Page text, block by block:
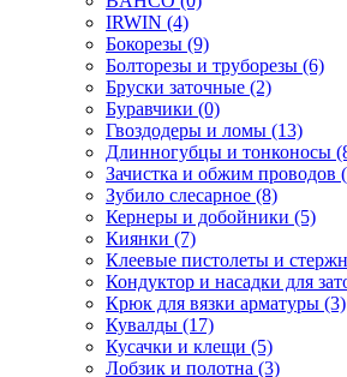
IRWIN (4)
Бокорезы (9)
Болторезы и труборезы (6)
Бруски заточные (2)
Буравчики (0)
Гвоздодеры и ломы (13)
Длинногубцы и тонконосы
Зачистка и обжим проводов
Зубило слесарное (8)
Кернеры и добойники (5)
Киянки (7)
Клеевые пистолеты и
Кондуктор и насадки для
Крюк для вязки арматуры (3)
Кувалды (17)
Кусачки и клещи (5)
Лобзик и полотна (3)